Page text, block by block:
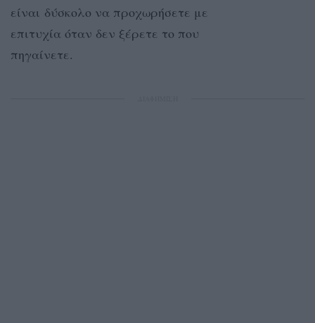
είναι δύσκολο να προχωρήσετε με
επιτυχία όταν δεν ξέρετε το που
πηγαίνετε.